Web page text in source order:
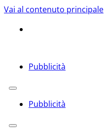
Vai al contenuto principale
Pubblicità
Pubblicità